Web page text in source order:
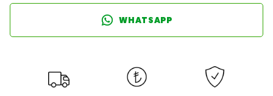
WHATSAPP